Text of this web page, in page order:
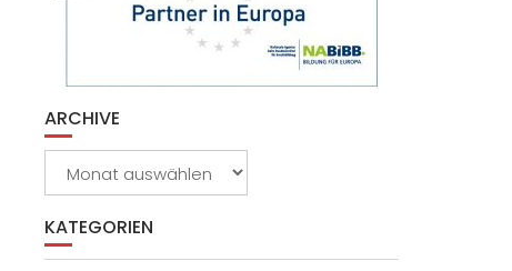
ARCHIVE
KATEGORIEN